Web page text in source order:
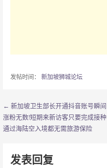
发帖时间： 新加坡狮城论坛
文
章
航
← 新加坡卫生部长开通抖音账号瞬间
涨粉无数!短期来新访客只要完成接种
通过海陆空入境都无需旅游保险
发表回复